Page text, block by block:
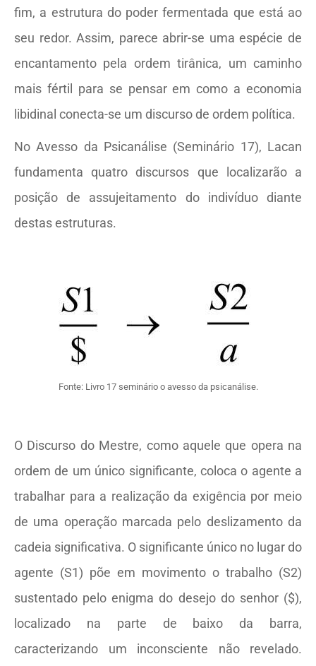
fim, a estrutura do poder fermentada que está ao
seu redor. Assim, parece abrir-se uma espécie de
encantamento pela ordem tirânica, um caminho
mais fértil para se pensar em como a economia
libidinal conecta-se um discurso de ordem política.
No Avesso da Psicanálise (Seminário 17), Lacan
fundamenta quatro discursos que localizarão a
posição de assujeitamento do indivíduo diante
destas estruturas.
Fonte: Livro 17 seminário o avesso da psicanálise.
O Discurso do Mestre, como aquele que opera na
ordem de um único significante, coloca o agente a
trabalhar para a realização da exigência por meio
de uma operação marcada pelo deslizamento da
cadeia significativa. O significante único no lugar do
agente (S1) põe em movimento o trabalho (S2)
sustentado pelo enigma do desejo do senhor ($),
localizado na parte de baixo da barra,
caracterizando um inconsciente não revelado.